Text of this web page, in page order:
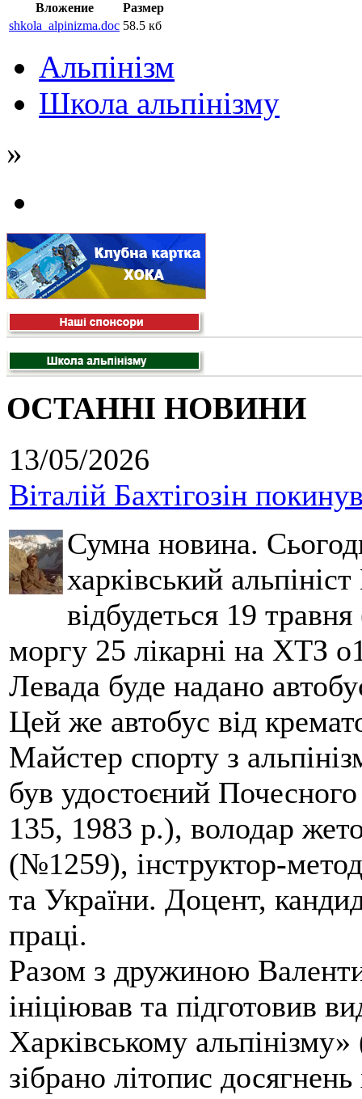
Вложение
Размер
shkola_alpinizma.doc 58.5 кб
Альпінізм
Школа альпінізму
»
ОСТАННІ НОВИНИ
13/05/2026
Віталій Бахтігозін
Сумна новина.
харківський
відбудеться 19
моргу 25 лікарні на ХТЗ
Левада буде надано
Цей же автобус від
Майстер спорту з
був удостоєний
135, 1983 р.), володар
(№1259), інструктор-
та України. Доцент,
праці.
Разом з дружиною
ініціював та підготовив
Харківському
зібрано літопис